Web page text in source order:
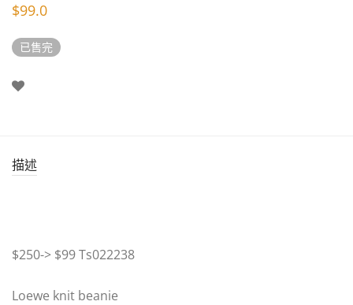
$99.0
已售完
描述
$250-> $99 Ts022238
Loewe knit beanie